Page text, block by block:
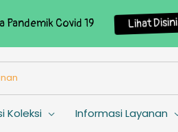
Koleksi Informasi Layanan
Pandemik Covid 19 Lihat Disini